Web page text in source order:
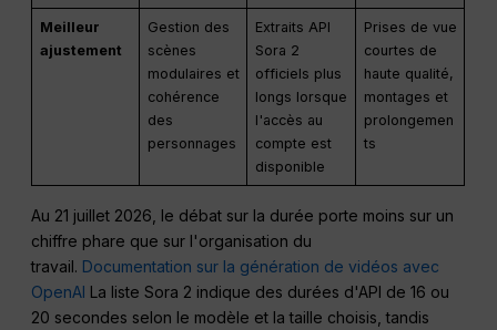
Meilleur
ajustement
Gestion des
scènes
modulaires et
cohérence
des
personnages
Extraits API
Sora 2
officiels plus
longs lorsque
l'accès au
compte est
disponible
Prises de vue
courtes de
haute qualité,
montages et
prolongemen
ts
Au 21 juillet 2026, le débat sur la durée porte moins sur un
chiffre phare que sur l'organisation du
travail. Documentation sur la génération de vidéos avec
OpenAI La liste Sora 2 indique des durées d'API de 16 ou
20 secondes selon le modèle et la taille choisis, tandis